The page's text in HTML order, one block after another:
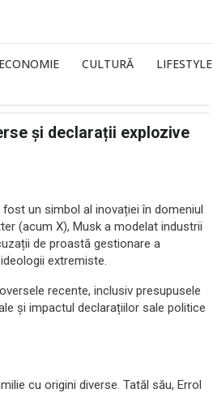
ECONOMIE CULTURĂ LIFESTYLE
și declarații explozive
un simbol al inovației în domeniul
(acum X), Musk a modelat industrii
de proastă gestionare a
extremiste.
recente, inclusiv presupusele
și impactul declarațiilor sale politice
cu origini diverse. Tatăl său, Errol